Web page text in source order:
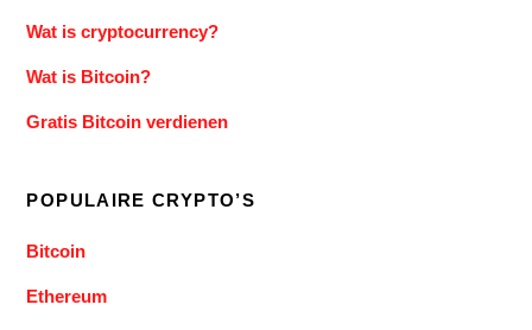
Wat is cryptocurrency?
Wat is Bitcoin?
Gratis Bitcoin verdienen
POPULAIRE CRYPTO’S
Bitcoin
Ethereum